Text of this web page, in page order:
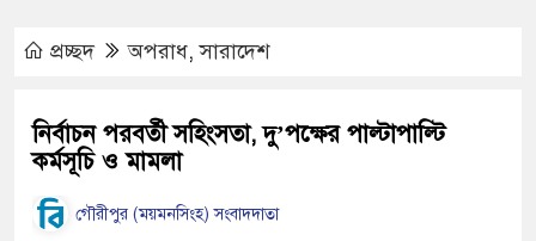
প্রচ্ছদ অপরাধ,সারাদেশ
নির্বাচন পরবর্তী সহিংসতা, দু’পক্ষের পাল্টাপাল্টি
কর্মসূচি ও মামলা
গৌরীপুর (ময়মনসিংহ) সংবাদদাতা